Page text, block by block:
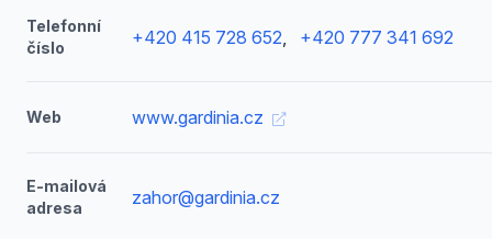
Telefonní
číslo
+420 415 728 652, +420 777 341 692
Web www.gardinia.cz
E-mailová
adresa
zahor@gardinia.cz